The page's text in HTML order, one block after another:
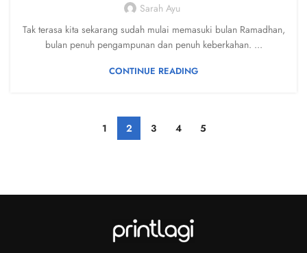
Sarah Ayu
Tak terasa kita sekarang sudah mulai memasuki bulan Ramadhan,
bulan penuh pengampunan dan penuh keberkahan. ...
CONTINUE READING
1 2 3 4 5